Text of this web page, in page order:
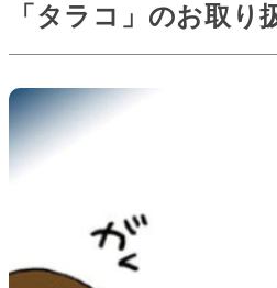
「タラコ」のお取り
【うちの3姉妹#137】